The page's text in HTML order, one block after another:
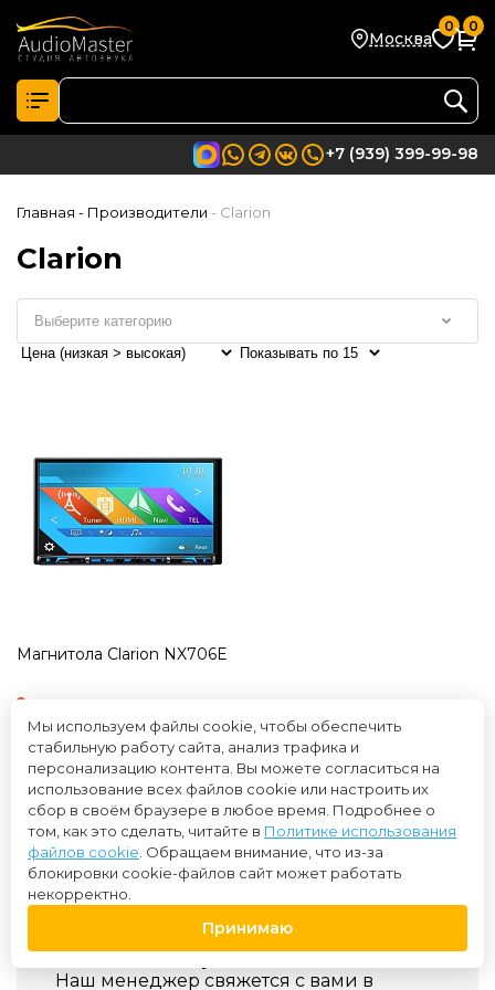
Москва
0 0
+7 (939) 399-99-98
Главная - Производители - Clarion
Clarion
Магнитола Clarion NX706E
Купили более 1 раз
50 000 ₽
Нет в
наличии
Оставьте заявку на автозвук
и мы вам перезвоним!
Наш менеджер свяжется с вами в
Мы используем файлы cookie, чтобы обеспечить
стабильную работу сайта, анализ трафика и
персонализацию контента. Вы можете согласиться на
использование всех файлов cookie или настроить их
сбор в своём браузере в любое время. Подробнее о
том, как это сделать, читайте в Политике использования
файлов cookie . Обращаем внимание, что из-за
блокировки cookie-файлов сайт может работать
некорректно.
Принимаю